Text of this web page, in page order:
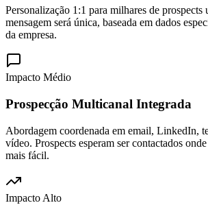
Personalização 1:1 para milhares de
mensagem será única, baseada em dados
da empresa.
Impacto Médio
Prospecção Multicanal Integrada
Abordagem coordenada em email, LinkedIn,
vídeo. Prospects esperam ser contactados
mais fácil.
Impacto Alto